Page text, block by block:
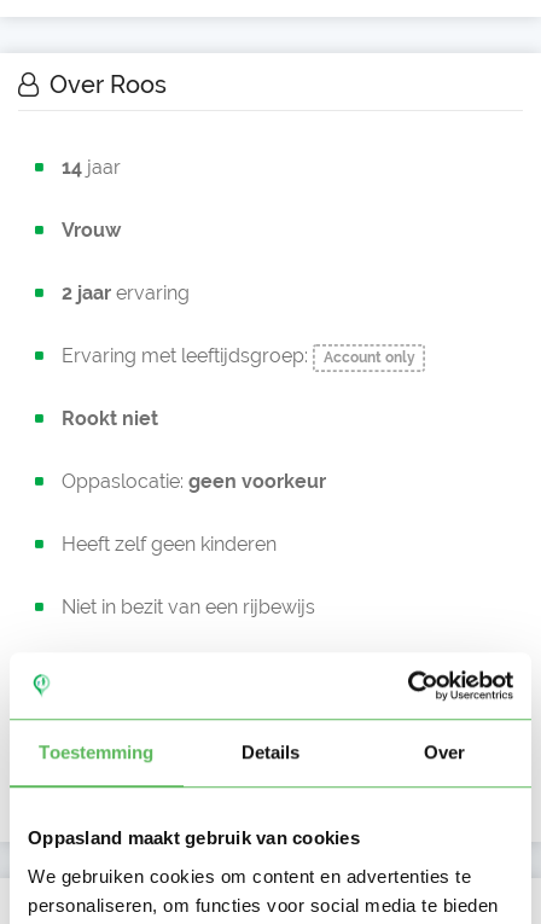
Toestemming Details Over
Oppasland maakt gebruik van cookies
We gebruiken cookies om content en advertenties te
personaliseren, om functies voor social media te bieden
Over Roos
14 jaar
Vrouw
2 jaar ervaring
Ervaring met leeftijdsgroep: Account only
Rookt niet
Oppaslocatie: geen voorkeur
Heeft zelf geen kinderen
Niet in bezit van een rijbewijs
Uurtarief:
Kan oppassen op